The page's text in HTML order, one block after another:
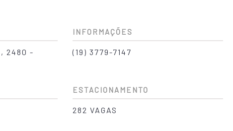
2480 -
INFORMAÇÕES
(19) 3779-7147
ESTACIONAMENTO
282 VAGAS